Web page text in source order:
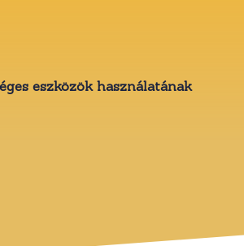
eszközök használatának